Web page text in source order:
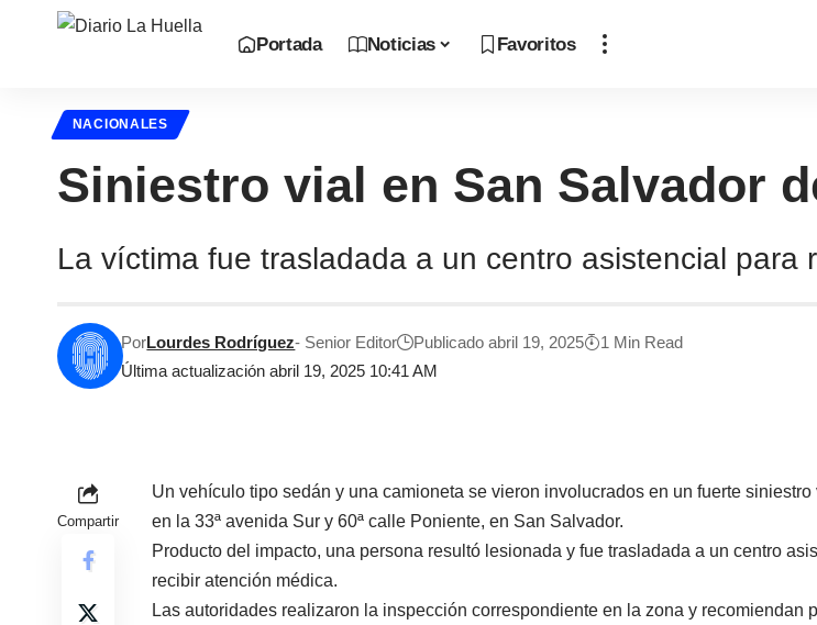
Portada Noticias Favoritos
NACIONALES
Siniestro vial en San Salvador
La víctima fue trasladada a un centro asistencial para
Última actualización abril 19, 2025 10:41 AM
PorLourdes Rodríguez- Senior Editor Publicado abril 19, 2025 1 Min Read
Compartir
Un vehículo tipo sedán y una camioneta se vieron involucrados en un fuerte
en la 33ª avenida Sur y 60ª calle Poniente, en San Salvador.
Producto del impacto, una persona resultó lesionada y fue trasladada a un centro
recibir atención médica.
Las autoridades realizaron la inspección correspondiente en la zona y recomiendan